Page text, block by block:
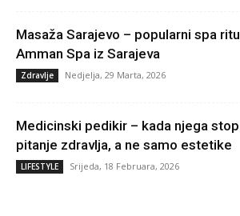
Masaža Sarajevo – popularni spa
Amman Spa iz Sarajeva
Zdravlje Nedjelja, 29 Marta, 2026
Medicinski pedikir – kada njega
pitanje zdravlja, a ne samo estetike
LIFESTYLE Srijeda, 18 Februara, 2026